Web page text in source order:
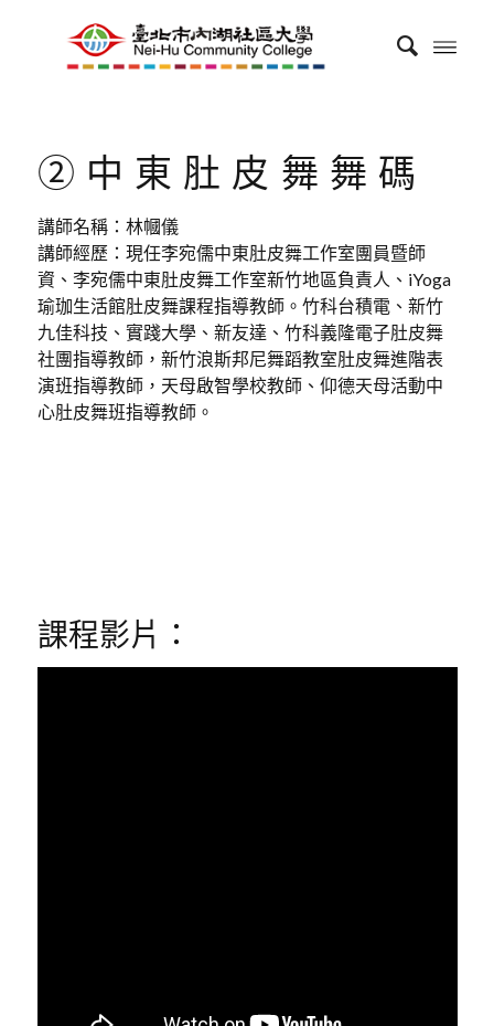
②中東肚皮舞舞碼
講師名稱：林幗儀
講師經歷：現任李宛儒中東肚皮舞工作室團員暨師
資、李宛儒中東肚皮舞工作室新竹地區負責人、iYoga
瑜珈生活館肚皮舞課程指導教師。竹科台積電、新竹
九佳科技、實踐大學、新友達、竹科義隆電子肚皮舞
社團指導教師，新竹浪斯邦尼舞蹈教室肚皮舞進階表
演班指導教師，天母啟智學校教師、仰德天母活動中
心肚皮舞班指導教師。
課程影片：